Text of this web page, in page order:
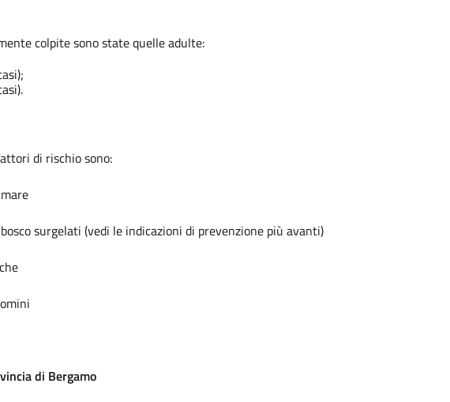
colpite sono state quelle adulte:
di rischio sono:
surgelati (vedi le indicazioni di prevenzione più avanti)
di Bergamo